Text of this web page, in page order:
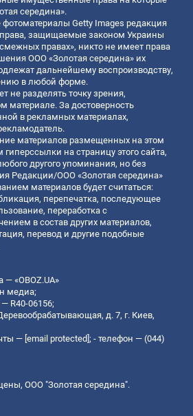
середина».
Getty Images редакция
защищаемые законом Украины
правах», никто не имеет права
ООО «Золотая середина» их
дальнейшему воспроизводству,
в любой форме.
не разделять точку зрения,
материале. За достоверность
в рекламных материалах,
материалов размещенных на этом
на страницу этого сайта,
другого упоминания, но без
Редакции/ООО «Золотая середина»
материалов будет считаться:
перепечатка, последующее
переработка с
в состав других материалов,
перевод и другие подобные
«OBOZ.UA»
медиа;
R40-06156;
д. 7, г. Киев,
— [email protected]; - телефон — (044)
ООО "Золотая середина".